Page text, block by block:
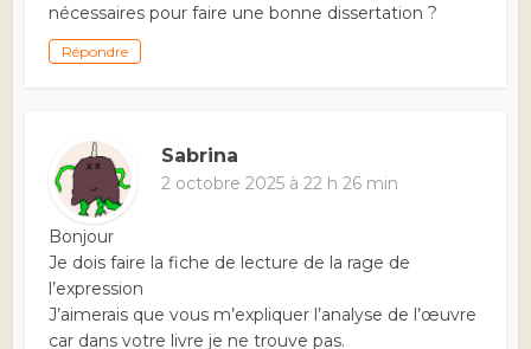
nécessaires pour faire une bonne dissertation ?
Répondre
Sabrina
2 octobre 2025 à 22 h 26 min
Bonjour
Je dois faire la fiche de lecture de la rage de
l’expression
J’aimerais que vous m’expliquer l’analyse de l’œuvre
car dans votre livre je ne trouve pas.